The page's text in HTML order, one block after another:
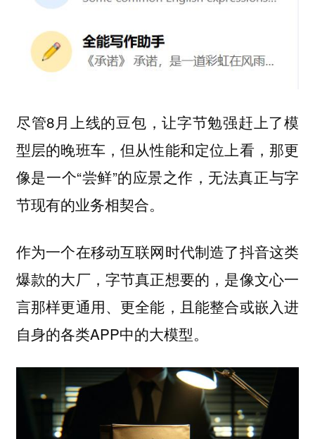
尽管8月上线的豆包，让字节勉强赶上了模
型层的晚班车，但从性能和定位上看，那更
像是一个“尝鲜”的应景之作，无法真正与字
节现有的业务相契合。
作为一个在移动互联网时代制造了抖音这类
爆款的大厂，字节真正想要的，是像文心一
言那样更通用、更全能，且能整合或嵌入进
自身的各类APP中的大模型。